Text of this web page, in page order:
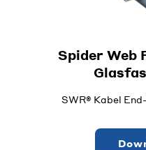
Spider Web
SWR® Kabel